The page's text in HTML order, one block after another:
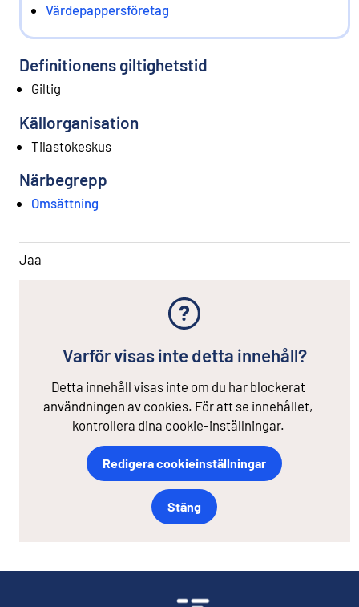
Värdepappersföretag
Definitionens giltighetstid
Giltig
Källorganisation
Tilastokeskus
Närbegrepp
Omsättning
Jaa
Varför visas inte detta innehåll?
Detta innehåll visas inte om du har blockerat
användningen av cookies. För att se innehållet,
kontrollera dina cookie-inställningar.
Redigera cookieinställningar
Stäng